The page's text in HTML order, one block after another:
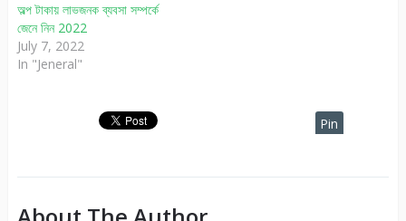
অল্প টাকায় লাভজনক ব্যবসা সম্পর্কে
জেনে নিন 2022
July 7, 2022
In "Jeneral"
Pin